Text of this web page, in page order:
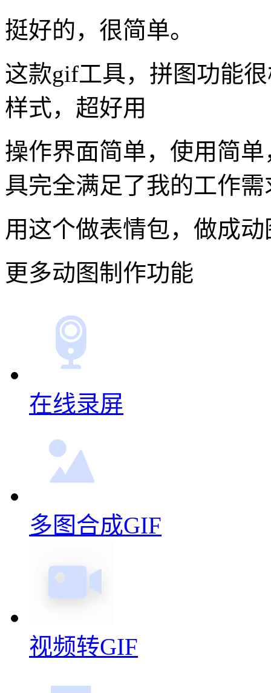
挺好的，很简单。
这款gif工具，拼图功能
样式，超好用
操作界面简单，使用简
具完全满足了我的工作需
用这个做表情包，做成
更多动图制作功能
在线录屏
多图合成GIF
视频转GIF